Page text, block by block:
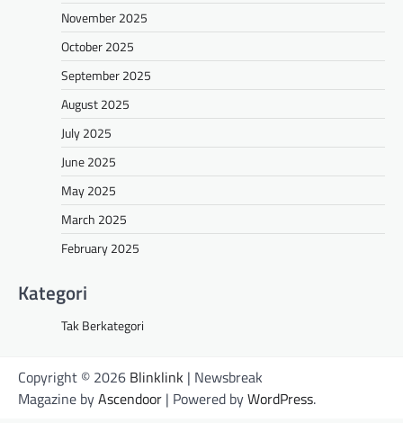
November 2025
October 2025
September 2025
August 2025
July 2025
June 2025
May 2025
March 2025
February 2025
Kategori
Tak Berkategori
Copyright © 2026 Blinklink | Newsbreak
Magazine byAscendoor | Powered byWordPress.